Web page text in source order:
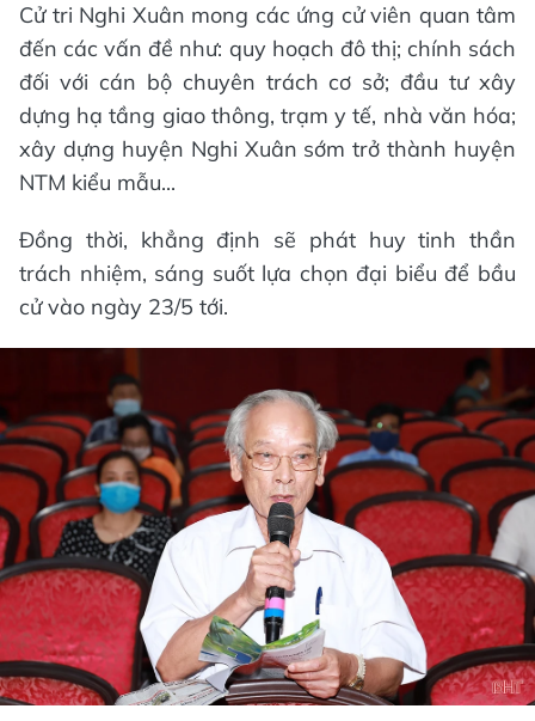
Cử tri Nghi Xuân mong các ứng cử viên quan tâm
đến các vấn đề như: quy hoạch đô thị; chính sách
đối với cán bộ chuyên trách cơ sở; đầu tư xây
dựng hạ tầng giao thông, trạm y tế, nhà văn hóa;
xây dựng huyện Nghi Xuân sớm trở thành huyện
NTM kiểu mẫu...
Đồng thời, khẳng định sẽ phát huy tinh thần
trách nhiệm, sáng suốt lựa chọn đại biểu để bầu
cử vào ngày 23/5 tới.